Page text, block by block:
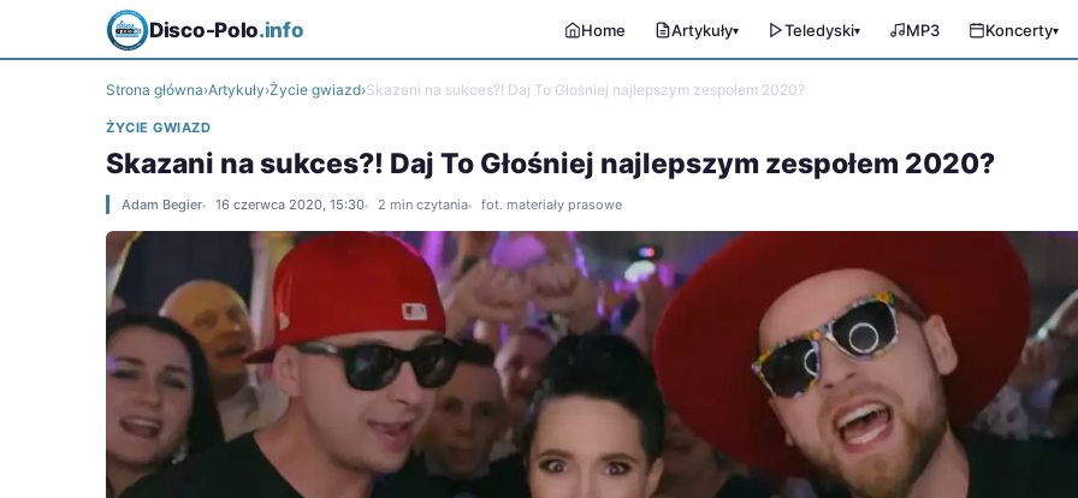
Disco-Polo.info Home Artykuły▾ Teledyski▾ MP3 Koncerty▾
Strona główna›Artykuły›Życie gwiazd›Skazani na sukces?! Daj To Głośniej najlepszym zespołem 2020?
ŻYCIE GWIAZD
Skazani na sukces?! Daj To Głośniej najlepszym zespołem 2020?
Adam Begier 16 czerwca 2020, 15:30 2 min czytania fot. materiały prasowe